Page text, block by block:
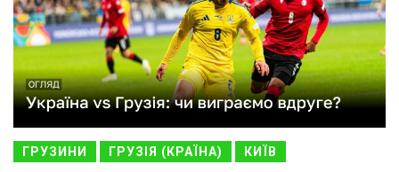
ГРУЗИНИ ГРУЗІЯ (КРАЇНА) КИЇВ